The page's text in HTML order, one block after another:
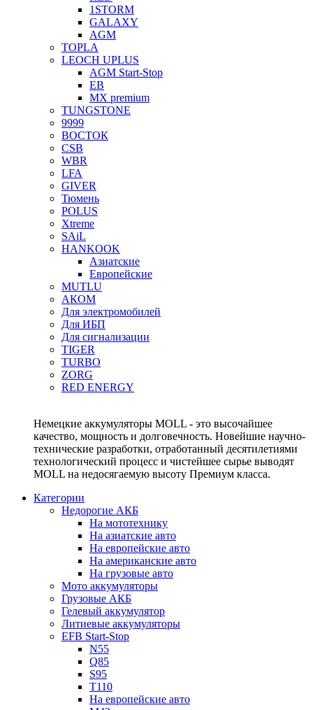
1STORM
GALAXY
AGM
TOPLA
LEOCH UPLUS
AGM Start-Stop
EB
MX premium
TUNGSTONE
9999
ВОСТОК
CSB
WBR
LFA
GIVER
Тюмень
POLUS
Xtreme
SAiL
HANKOOK
Азиатские
Европейские
MUTLU
АКОМ
Для электромобилей
Для ИБП
Для сигнализации
TIGER
TURBO
ZORG
RED ENERGY
Немецкие аккумуляторы MOLL - это высочайшее
качество, мощность и долговечность. Новейшие научно-
технические разработки, отработанный десятилетиями
технологический процесс и чистейшее сырье выводят
MOLL на недосягаемую высоту Премиум класса.
Категории
Недорогие АКБ
На мототехнику
На азиатские авто
На европейские авто
На американские авто
На грузовые авто
Мото аккумуляторы
Грузовые АКБ
Гелевый аккумулятор
Литиевые аккумуляторы
EFB Start-Stop
N55
Q85
S95
T110
На европейские авто